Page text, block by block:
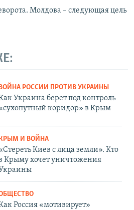
Молдова – следующая цель
РОССИИ ПРОТИВ УКРАИНЫ
Украина берет под контроль
коридор» в Крым
И ВОЙНА
Киев с лица земли». Кто
Крыму хочет уничтожения
Россия «мотивирует»